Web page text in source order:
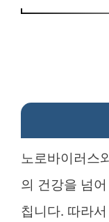
노로바이러스
의 건강을 넘
칩니다. 따라